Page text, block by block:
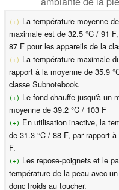
(±) La température moyenne
maximale est de 32.5 °C / 91
87 F pour les appareils de la
(±) La température maximale
rapport à la moyenne de 35.9
classe Subnotebook.
(+) Le fond chauffe jusqu'à un
moyenne de 39.2 °C / 103 F
(+) En utilisation inactive, la
de 31.3 °C / 88 F, par rapport
F.
(+) Les repose-poignets et le
température de la peau avec
donc froids au toucher.